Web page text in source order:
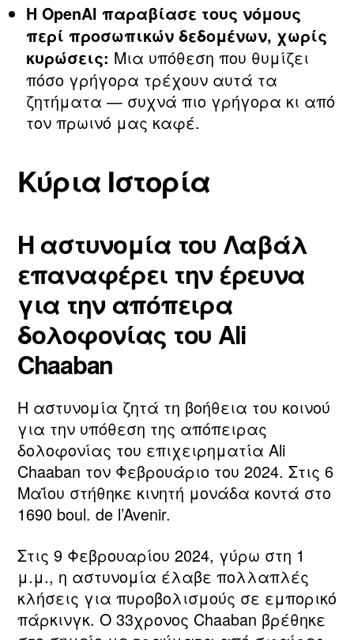
Η OpenAI παραβίασε τους νόμους
περί προσωπικών δεδομένων, χωρίς
κυρώσεις: Μια υπόθεση που θυμίζει
πόσο γρήγορα τρέχουν αυτά τα
ζητήματα — συχνά πιο γρήγορα κι από
τον πρωινό μας καφέ.
Κύρια Ιστορία
Η αστυνομία του Λαβάλ
επαναφέρει την έρευνα
για την απόπειρα
δολοφονίας του Ali
Chaaban
Η αστυνομία ζητά τη βοήθεια του κοινού
για την υπόθεση της απόπειρας
δολοφονίας του επιχειρηματία Ali
Chaaban τον Φεβρουάριο του 2024. Στις 6
Μαΐου στήθηκε κινητή μονάδα κοντά στο
1690 boul. de l’Avenir.
Στις 9 Φεβρουαρίου 2024, γύρω στη 1
μ.μ., η αστυνομία έλαβε πολλαπλές
κλήσεις για πυροβολισμούς σε εμπορικό
πάρκινγκ. Ο 33χρονος Chaaban βρέθηκε